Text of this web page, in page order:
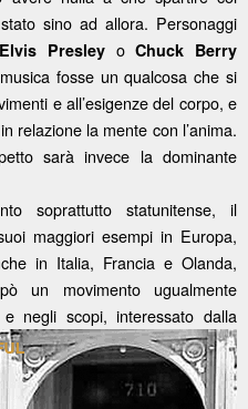
sino ad allora. Personaggi
Elvis PresleyoChuck Berry
fosse un qualcosa che si
e all’esigenze del corpo, e
relazione la mente con l’anima.
sarà invece la dominante
soprattutto statunitense, il
maggiori esempi in Europa,
in Italia, Francia e Olanda,
un movimento ugualmente
e negli scopi, interessato dalla